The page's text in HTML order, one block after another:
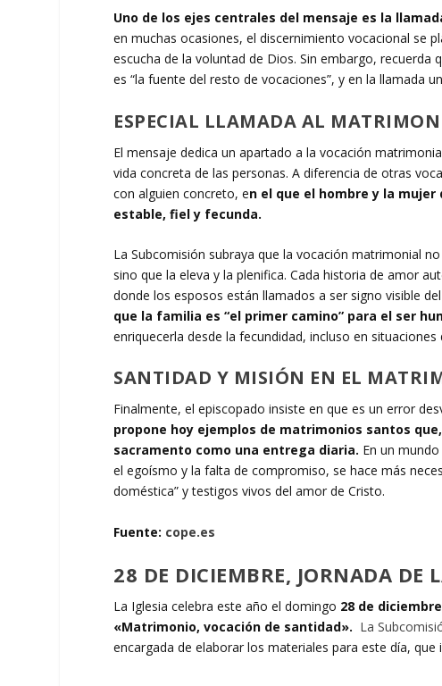
Uno de los ejes centrales del mensaje es la
en muchas ocasiones, el discernimiento vocacional se
escucha de la voluntad de Dios. Sin embargo, recuerda
es “la fuente del resto de vocaciones”, y en la llamada
ESPECIAL LLAMADA AL
El mensaje dedica un apartado a la vocación
vida concreta de las personas. A diferencia de otras
con alguien concreto, en el que el hombre y la
estable, fiel y fecunda.
La Subcomisión subraya que la vocación matrimonial
sino que la eleva y la plenifica. Cada historia de amor
donde los esposos están llamados a ser signo visible
que la familia es “el primer camino” para el ser
enriquecerla desde la fecundidad, incluso en
SANTIDAD Y MISIÓN EN EL
Finalmente, el episcopado insiste en que es un error
propone hoy ejemplos de matrimonios santos
sacramento como una entrega diaria. En un
el egoísmo y la falta de compromiso, se hace más
doméstica” y testigos vivos del amor de Cristo.
Fuente: cope.es
28 DE DICIEMBRE, JORNADA DE
La Iglesia celebra este año el domingo 28 de diciembre
«Matrimonio, vocación de santidad». La
encargada de elaborar los materiales para este día,